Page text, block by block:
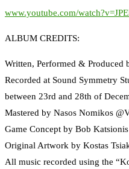
www.youtube.com/
ALBUM CREDITS:
Written, Performed & Produced
Recorded at Sound Symmetry
between 23rd and 28th of
Mastered by Nasos Nomikos
Game Concept by Bob
Original Artwork by Kostas
All music recorded using the